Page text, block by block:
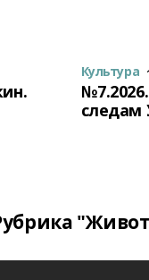
Культура
следам